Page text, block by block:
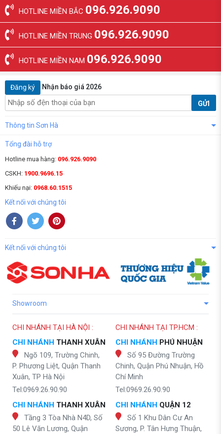
HOTLINE MIỀN BẮC 096.926.9090
HOTLINE MIỀN TRUNG 096.926.9090
HOTLINE MIỀN NAM 096.926.9090
Đăng ký Nhận báo giá 2026
GỬI
Thông tin Sơn Hà
Tổng đài hỗ trợ
Hotline mua hàng: 096.926.9090
CSKH: 1900.9696.15
Khiếu nại: 0968.60.1515
Kết nối với chúng tôi
Kết nối với chúng tôi
Showroom
CHI NHÁNH TẠI HÀ NỘI :
CHI NHÁNH THANH XUÂN
Ngõ 109, Trường Chinh,
P. Phương Liệt, Quận Thanh
Xuân, TP Hà Nội
Tel:0969.26.90.90
CHI NHÁNH THANH XUÂN
Tầng 3 Tòa Nhà N4D, Số
50 Lê Văn Lương, Quận
CHI NHÁNH TẠI TP.HCM :
CHI NHÁNH PHÚ NHUẬN
Số 95 Đường Trường
Chinh, Quận Phú Nhuận, Hồ
Chí Minh
Tel:0969.26.90.90
CHI NHÁNH QUẬN 12
Số 1 Khu Dân Cư An
Sương, P. Tân Hưng Thuận,